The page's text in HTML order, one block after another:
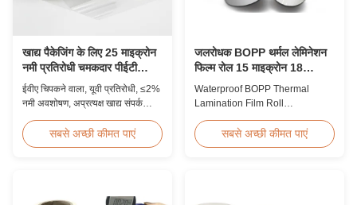
खाद्य पैकेजिंग के लिए 25 माइक्रोन
नमी प्रतिरोधी चमकदार पीईटी
लेमिनेट फिल्म
ईवीए चिपकने वाला, यूवी प्रतिरोधी, ≤2%
नमी अवशोषण, अप्रत्यक्ष खाद्य संपर्क
डिब्बों और जमे हुए खाद्य बक्से के लिए
आदर्श के साथ 25 माइक्रोन नमी
सबसे अच्छी कीमत पाएं
जलरोधक BOPP थर्मल लेमिनेशन
फिल्म रोल 15 माइक्रोन 18
माइक्रोन 20 माइक्रोन 23
माइक्रोन 25 माइक्रोन
Waterproof BOPP Thermal
Lamination Film Roll
Thermal Roll Laminating Film
Supplier As a professional
सबसे अच्छी कीमत पाएं